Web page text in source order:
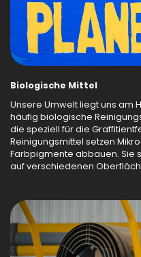
Biologische Mittel
Unsere Umwelt liegt uns am
häufig biologische
die speziell für die
Reinigungsmittel setzen
Farbpigmente abbauen. Sie
auf verschiedenen